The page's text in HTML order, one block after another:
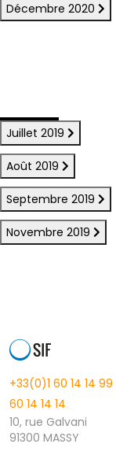
Décembre 2020
Juillet 2019
Août 2019
Septembre 2019
Novembre 2019
+33(0)1 60 14 14 99
60 14 14 14
10, rue Galvani
91300 MASSY